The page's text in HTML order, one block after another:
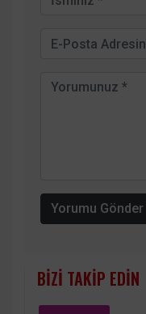
Yorumu Gönder
BIZI TAKIP EDIN